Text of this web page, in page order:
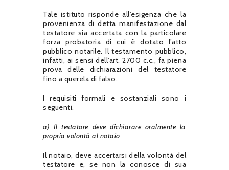
Tale istituto risponde all’esigenza che la
provenienza di detta manifestazione dal
testatore sia accertata con la particolare
forza probatoria di cui è dotato l’atto
pubblico notarile. Il testamento pubblico,
infatti, ai sensi dell’art. 2700 c.c., fa piena
prova delle dichiarazioni del testatore
fino a querela di falso.
I requisiti formali e sostanziali sono i
seguenti.
a) Il testatore deve dichiarare oralmente la
propria volontà al notaio
Il notaio, deve accertarsi della volontà del
testatore e, se non la conosce di sua